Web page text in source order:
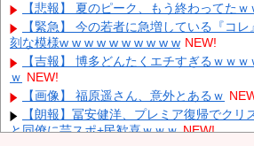
国立でのJリーグ開幕戦が史上最多6万
継＆劇的な試合展開でSNSでも話題に NEW!
【にじさんじ】 委員長、ゲリラ豪雨で
も「おもしろいかった????」 NEW!
低迷しても上位に戻ってこられるマクラ
いウィリアムズは何が違うの NEW!
【悲報】 夏のピーク、もう終わってたｗ
【緊急】 今の若者に急増している『コ
刻な模様w w w w w w w w w w NEW!
【吉報】 博多どんたくエチすぎるｗｗ
ｗ NEW!
【画像】 福原遥さん、意外とあるｗ
【朗報】冨安健洋、プレミア復帰でク
と同僚に芸スポ+民歓喜ｗｗｗ NEW!